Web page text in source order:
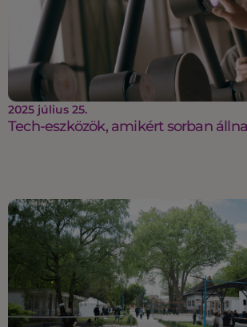
2025 július 25.
Tech-eszközök, amikért sorban